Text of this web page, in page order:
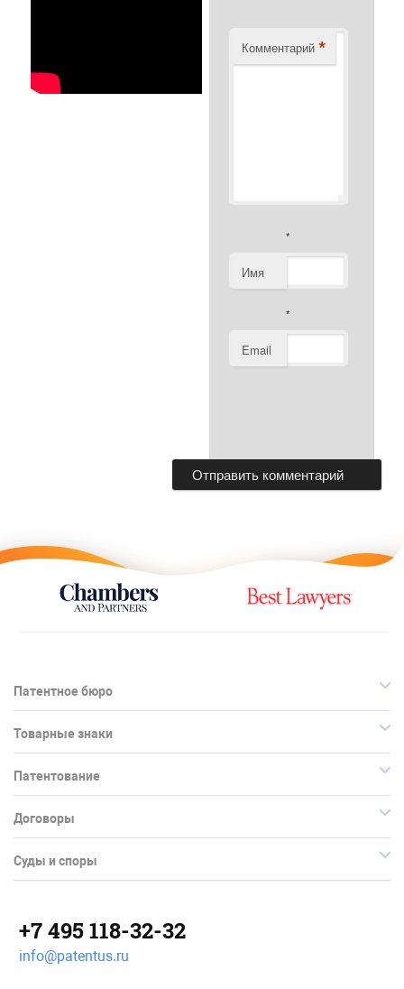
Комментарий *
Имя
*
Email
*
Патентное бюро
Товарные знаки
Патентование
Договоры
Суды и споры
+7 495 118-32-32
info@patentus.ru